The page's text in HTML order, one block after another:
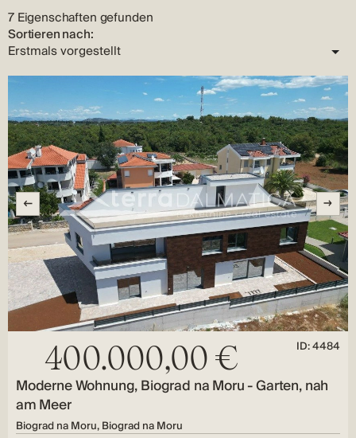
7 Eigenschaften gefunden
Sortieren nach:
400.000,00 € ID: 4484
Moderne Wohnung, Biograd na Moru - Garten, nah
am Meer
Biograd na Moru, Biograd na Moru